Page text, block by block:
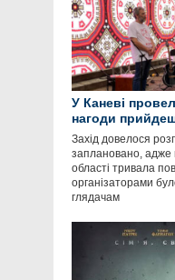
У Каневі
нагоди
Захід довелося
заплановано, адже
області тривала
організаторами
глядачам